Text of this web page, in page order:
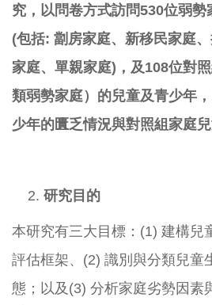
究，以問卷方式訪問530位弱勢
(包括: 劏房家庭、新移民家庭
家庭、單親家庭) ，及108位對
類弱勢家庭）的兒童及青少年
少年的匱乏情況與對照組家庭兒
研究目的
本研究有三大目標：(1) 建構兒
評估框架、(2) 識別與分類兒童
態；以及(3) 分析家庭劣勢因素